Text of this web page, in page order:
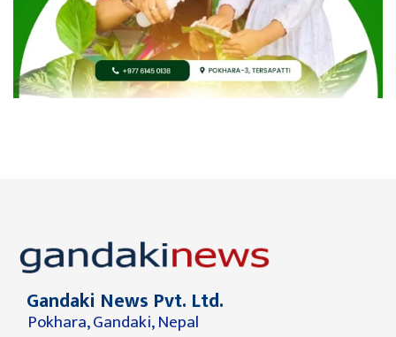
Gandaki News Pvt. Ltd.
Pokhara, Gandaki, Nepal